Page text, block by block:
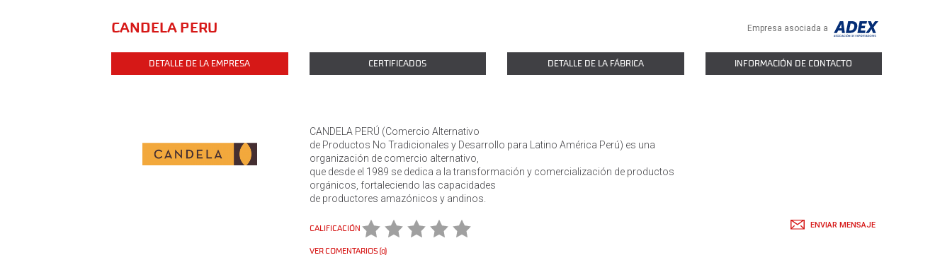
CANDELA PERU Empresa asociada a
DETALLE DE LA EMPRESA CERTIFICADOS DETALLE DE LA FÁBRICA INFORMACIÓN DE CONTACTO
CANDELA PERÚ (Comercio Alternativo
de Productos No Tradicionales y Desarrollo para Latino América Perú) es una
organización de comercio alternativo,
que desde el 1989 se dedica a la transformación y comercialización de productos
orgánicos, fortaleciendo las capacidades
de productores amazónicos y andinos.
CALIFICACIÓN
VER COMENTARIOS (0)
ENVIAR MENSAJE